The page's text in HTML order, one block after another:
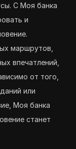
С Моя банка
и
маршрутов,
впечатлений,
от того,
или
Моя банка
станет